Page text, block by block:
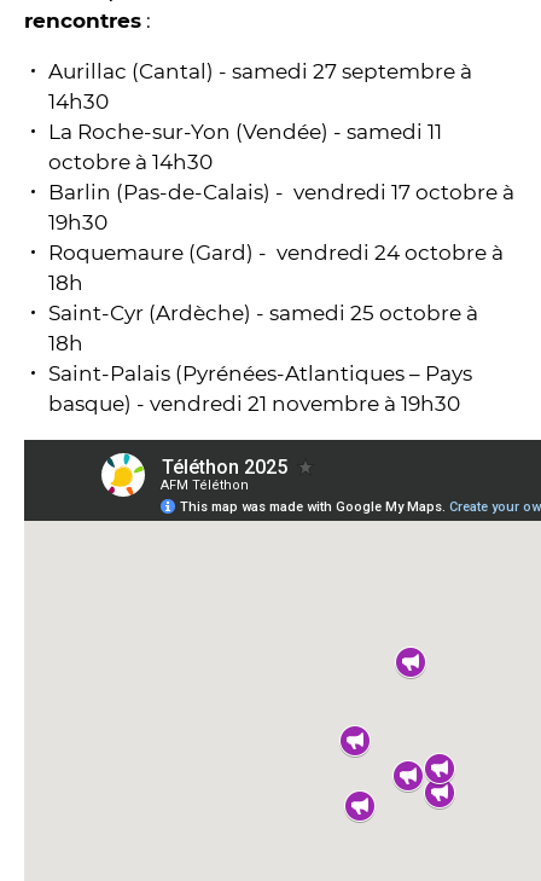
rencontres :
Aurillac (Cantal) - samedi 27 septembre à
14h30
La Roche-sur-Yon (Vendée) - samedi 11
octobre à 14h30
Barlin (Pas-de-Calais) - vendredi 17 octobre à
19h30
Roquemaure (Gard) - vendredi 24 octobre à
18h
Saint-Cyr (Ardèche) - samedi 25 octobre à
18h
Saint-Palais (Pyrénées-Atlantiques – Pays
basque) - vendredi 21 novembre à 19h30